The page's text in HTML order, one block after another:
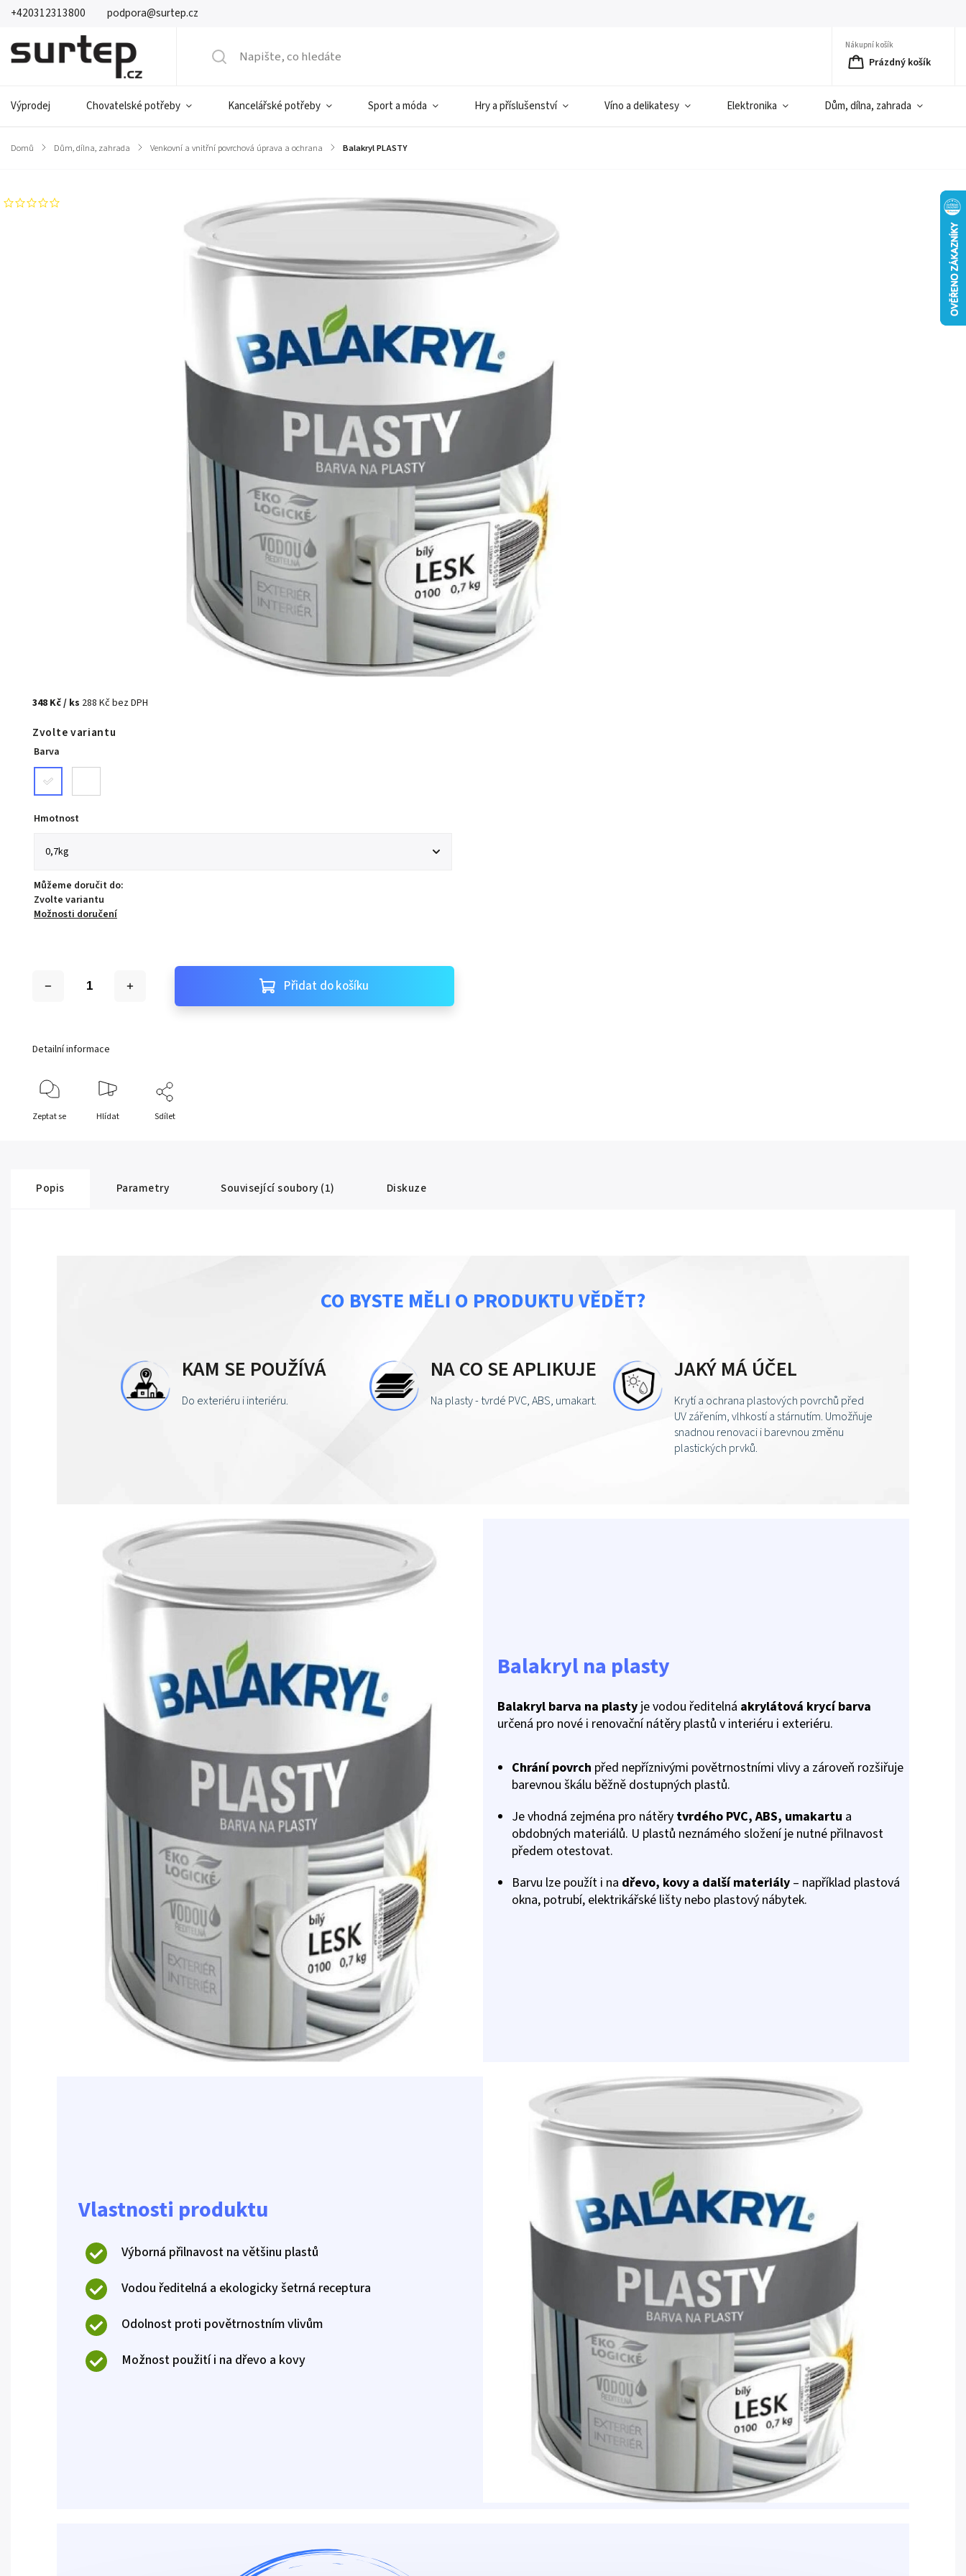
+420312313800 podpora@surtep.cz
Nákupní košík
Prázdný košík
Výprodej Chovatelské potřeby Kancelářské potřeby Sport a móda Hry a příslušenství Víno a delikatesy Elektronika Dům, dílna, zahrada
Domů / Dům, dílna, zahrada / Venkovní a vnitřní povrchová úprava a ochrana / Balakryl PLASTY
348 Kč/ ks 288 Kč bez DPH
Zvolte variantu
Barva
Hmotnost
Můžeme doručit do:
Zvolte variantu
Možnosti doručení
Přidat do košíku
Detailní informace
Zeptat se Hlídat Sdílet
Popis Parametry Související soubory (1) Diskuze
CO BYSTE MĚLI O PRODUKTU VĚDĚT?
KAM SE POUŽÍVÁ
Do exteriéru i interiéru.
NA CO SE APLIKUJE
Na plasty - tvrdé PVC, ABS, umakart.
JAKÝ MÁ ÚČEL
Krytí a ochrana plastových povrchů před
UV zářením, vlhkostí a stárnutím. Umožňuje
snadnou renovaci i barevnou změnu
plastických prvků.
Balakryl na plasty
Balakryl barva na plasty je vodou ředitelná akrylátová krycí barva
určená pro nové i renovační nátěry plastů v interiéru i exteriéru.
Chrání povrch před nepříznivými povětrnostními vlivy a zároveň rozšiřuje
barevnou škálu běžně dostupných plastů.
Je vhodná zejména pro nátěry tvrdého PVC, ABS, umakartu a
obdobných materiálů. U plastů neznámého složení je nutné přilnavost
předem otestovat.
Barvu lze použít i na dřevo, kovy a další materiály – například plastová
okna, potrubí, elektrikářské lišty nebo plastový nábytek.
Vlastnosti produktu
Výborná přilnavost na většinu plastů
Vodou ředitelná a ekologicky šetrná receptura
Odolnost proti povětrnostním vlivům
Možnost použití i na dřevo a kovy